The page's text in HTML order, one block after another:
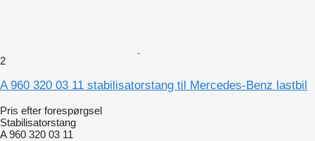
2
A 960 320 03 11 stabilisatorstang til Mercedes-Benz lastbil
Pris efter forespørgsel
Stabilisatorstang
A 960 320 03 11